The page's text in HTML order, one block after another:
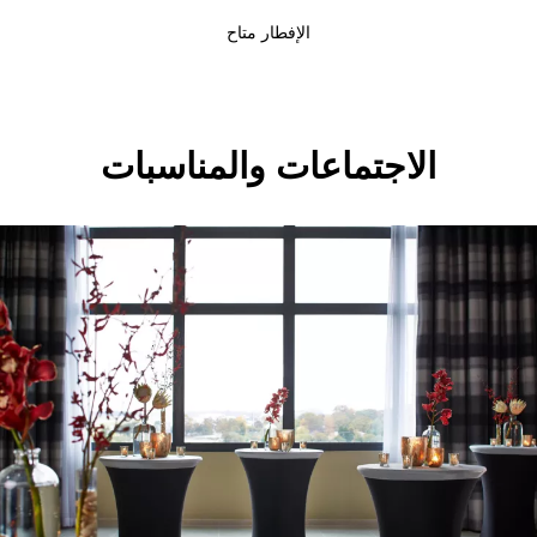
الإفطار متاح
الاجتماعات والمناسبات